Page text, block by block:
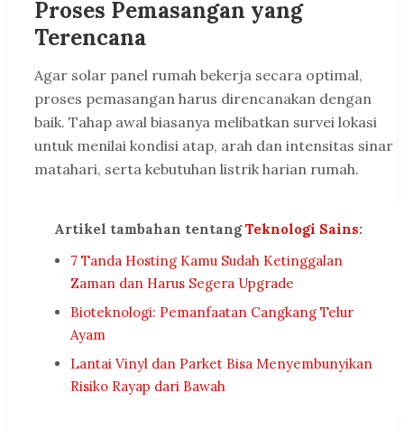
Proses Pemasangan yang
Terencana
Agar solar panel rumah bekerja secara optimal,
proses pemasangan harus direncanakan dengan
baik. Tahap awal biasanya melibatkan survei lokasi
untuk menilai kondisi atap, arah dan intensitas sinar
matahari, serta kebutuhan listrik harian rumah.
Artikel tambahan tentangTeknologi Sains:
7 Tanda Hosting Kamu Sudah Ketinggalan
Zaman dan Harus Segera Upgrade
Bioteknologi: Pemanfaatan Cangkang Telur
Ayam
Lantai Vinyl dan Parket Bisa Menyembunyikan
Risiko Rayap dari Bawah